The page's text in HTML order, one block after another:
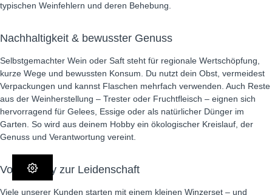
typischen Weinfehlern und deren Behebung.
Nachhaltigkeit & bewusster Genuss
Selbstgemachter Wein oder Saft steht für regionale Wertschöpfung,
kurze Wege und bewussten Konsum. Du nutzt dein Obst, vermeidest
Verpackungen und kannst Flaschen mehrfach verwenden. Auch Reste
aus der Weinherstellung – Trester oder Fruchtfleisch – eignen sich
hervorragend für Gelees, Essige oder als natürlicher Dünger im
Garten. So wird aus deinem Hobby ein ökologischer Kreislauf, der
Genuss und Verantwortung vereint.
Vom Hobby zur Leidenschaft
Viele unserer Kunden starten mit einem kleinen Winzerset – und